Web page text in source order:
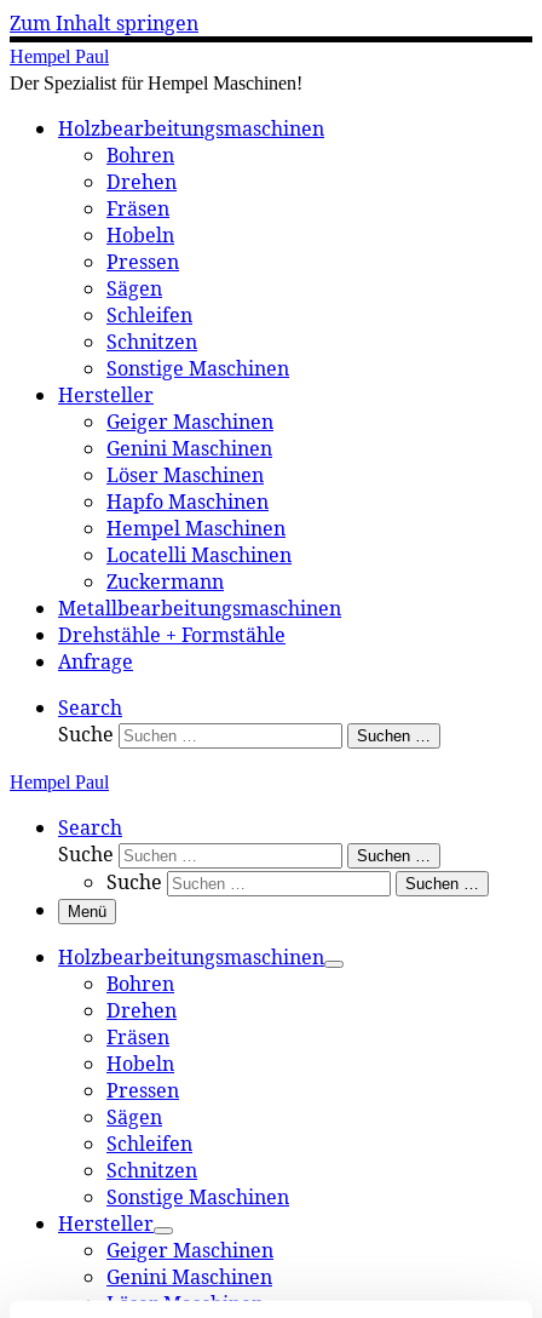
Zum Inhalt springen
Hempel Paul
Der Spezialist für Hempel Maschinen!
Holzbearbeitungsmaschinen
Bohren
Drehen
Fräsen
Hobeln
Pressen
Sägen
Schleifen
Schnitzen
Sonstige Maschinen
Hersteller
Geiger Maschinen
Genini Maschinen
Löser Maschinen
Hapfo Maschinen
Hempel Maschinen
Locatelli Maschinen
Zuckermann
Metallbearbeitungsmaschinen
Drehstähle + Formstähle
Anfrage
Search
Suche
Suchen …
Hempel Paul
Search
Suche
Suchen …
Suche
Suchen …
Menü
Holzbearbeitungsmaschinen
Bohren
Drehen
Fräsen
Hobeln
Pressen
Sägen
Schleifen
Schnitzen
Sonstige Maschinen
Hersteller
Geiger Maschinen
Genini Maschinen
Löser Maschinen